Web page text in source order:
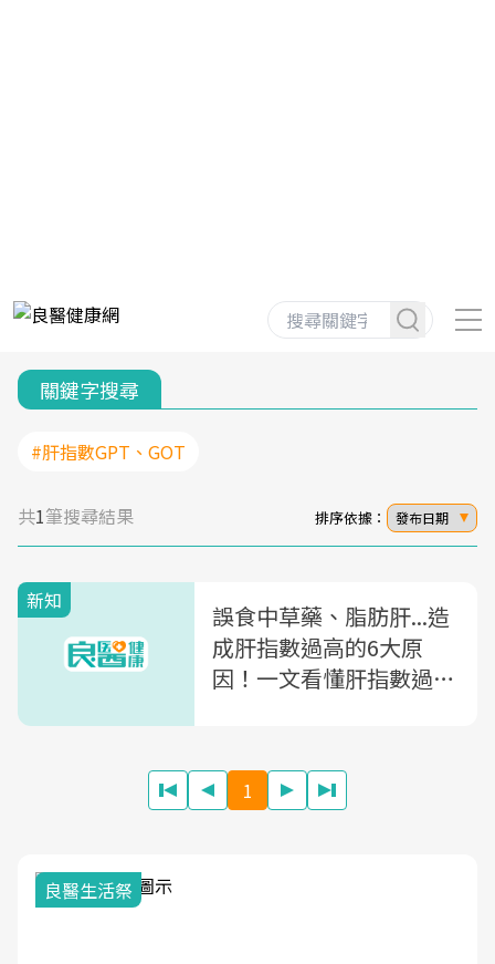
關鍵字搜尋
#肝指數GPT、GOT
共1筆搜尋結果 排序依據： 發布日期
新知
誤食中草藥、脂肪肝...造
成肝指數過高的6大原
因！一文看懂肝指數過高
1
良醫生活祭